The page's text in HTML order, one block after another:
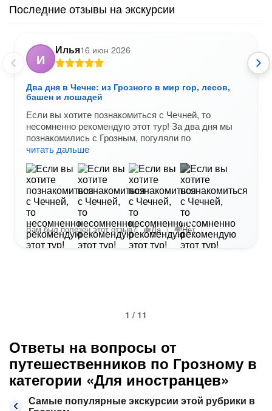
Последние отзывы на экскурсии
И
Илья16 июн 2026
Два дня в Чечне: из Грозного в мир гор, лесов,
башен и лошадей
Если вы хотите познакомиться с Чечней, то
несомненно рекомендую этот тур! За два дня мы
познакомились с Грозным, погуляли по
читать дальше
+6
Вам был полезен этот отзыв? Да Нет
1 / 11
Ответы на вопросы от
путешественников по Грозному в
категории «Для иностранцев»
Самые популярные экскурсии этой рубрики в